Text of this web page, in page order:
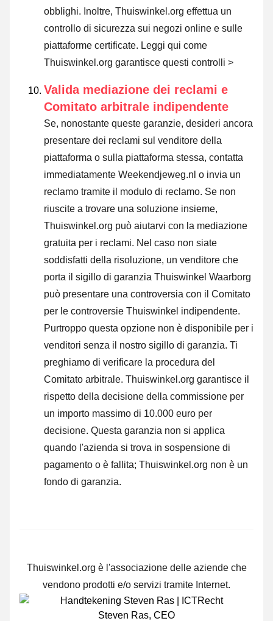
obblighi. Inoltre, Thuiswinkel.org effettua un
controllo di sicurezza sui negozi online e sulle
piattaforme certificate. Leggi qui come
Thuiswinkel.org garantisce questi controlli >
Valida mediazione dei reclami e
Comitato arbitrale indipendente
Se, nonostante queste garanzie, desideri ancora
presentare dei reclami sul venditore della
piattaforma o sulla piattaforma stessa, contatta
immediatamente Weekendjeweg.nl o invia un
reclamo tramite il modulo di reclamo. Se non
riuscite a trovare una soluzione insieme,
Thuiswinkel.org può aiutarvi con la mediazione
gratuita per i reclami. Nel caso non siate
soddisfatti della risoluzione, un venditore che
porta il sigillo di garanzia Thuiswinkel Waarborg
può presentare una controversia con il Comitato
per le controversie Thuiswinkel indipendente.
Purtroppo questa opzione non è disponibile per i
venditori senza il nostro sigillo di garanzia. Ti
preghiamo di verificare la procedura del
Comitato arbitrale. Thuiswinkel.org garantisce il
rispetto della decisione della commissione per
un importo massimo di 10.000 euro per
decisione. Questa garanzia non si applica
quando l'azienda si trova in sospensione di
pagamento o è fallita; Thuiswinkel.org non è un
fondo di garanzia.
Thuiswinkel.org è l'associazione delle aziende che
vendono prodotti e/o servizi tramite Internet.
Steven Ras, CEO